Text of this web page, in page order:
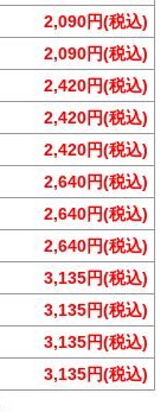
2,090円(税込)
2,090円(税込)
2,420円(税込)
2,420円(税込)
2,420円(税込)
2,640円(税込)
2,640円(税込)
2,640円(税込)
3,135円(税込)
3,135円(税込)
3,135円(税込)
3,135円(税込)